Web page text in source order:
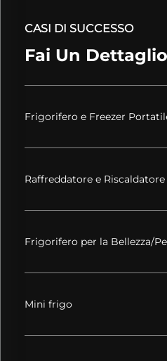
CASI DI SUCCESSO
Fai Un Dettaglio
Frigorifero e Freezer
Raffreddatore e
Frigorifero per la Bellezza/
Mini frigo